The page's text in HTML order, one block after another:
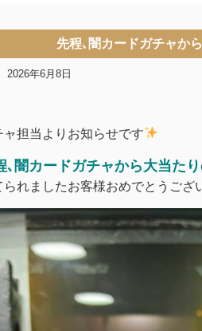
先程､闇カードガチャか
2026年6月8日
ャ担当よりお知らせです
､闇カードガチャから大当た
られましたお客様おめでとうござ